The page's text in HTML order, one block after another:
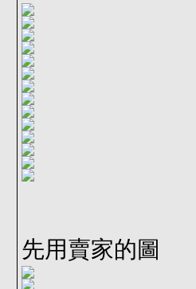
先用賣家的圖